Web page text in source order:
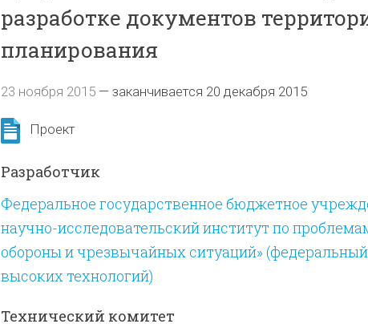
разработке документов
планирования
23 ноября 2015— заканчивается 20 декабря 2015
Проект
Разработчик
Федеральное государственное бюджетное
научно-исследовательский институт по
обороны и чрезвычайных ситуаций»
высоких технологий)
Технический комитет